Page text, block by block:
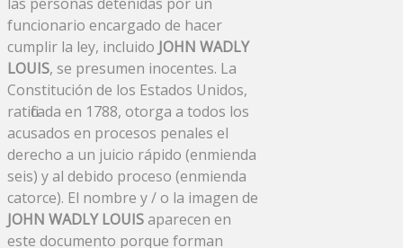
funcionario encargado de hacer
cumplir la ley, incluido JOHN WADLY
LOUIS, se presumen inocentes. La
Constitución de los Estados Unidos,
ratificada en 1788, otorga a todos los
acusados ​​en procesos penales el
derecho a un juicio rápido (enmienda
seis) y al debido proceso (enmienda
catorce). El nombre y / o la imagen de
JOHN WADLY LOUISaparecen en
este documento porque forman